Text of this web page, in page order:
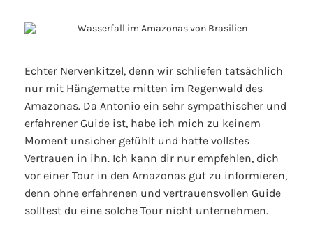
Echter Nervenkitzel, denn wir schliefen tatsächlich
nur mit Hängematte mitten im Regenwald des
Amazonas. Da Antonio ein sehr sympathischer und
erfahrener Guide ist, habe ich mich zu keinem
Moment unsicher gefühlt und hatte vollstes
Vertrauen in ihn. Ich kann dir nur empfehlen, dich
vor einer Tour in den Amazonas gut zu informieren,
denn ohne erfahrenen und vertrauensvollen Guide
solltest du eine solche Tour nicht unternehmen.